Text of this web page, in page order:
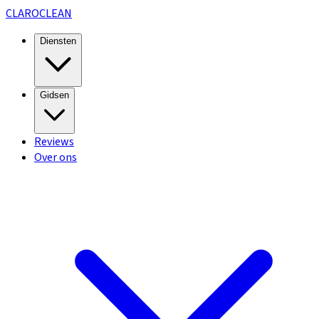
CLAROCLEAN
Diensten
Gidsen
Reviews
Over ons